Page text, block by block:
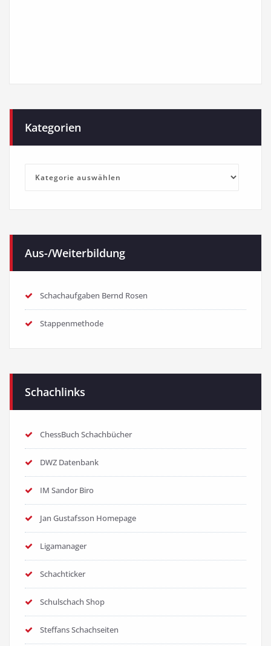
Kategorien
Kategorien
Aus-/Weiterbildung
Schachaufgaben Bernd Rosen
Stappenmethode
Schachlinks
ChessBuch Schachbücher
DWZ Datenbank
IM Sandor Biro
Jan Gustafsson Homepage
Ligamanager
Schachticker
Schulschach Shop
Steffans Schachseiten